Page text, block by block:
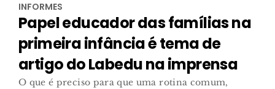
INFORMES
Papel educador das famílias na
primeira infância é tema de
artigo do Labedu na imprensa
O que é preciso para que uma rotina comum,